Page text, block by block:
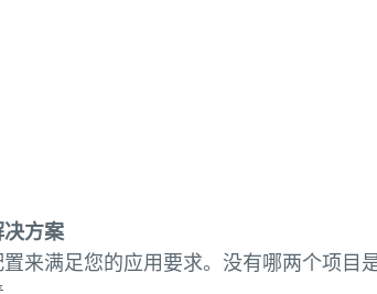
方案
来满足您的应用要求。没有哪两个项目